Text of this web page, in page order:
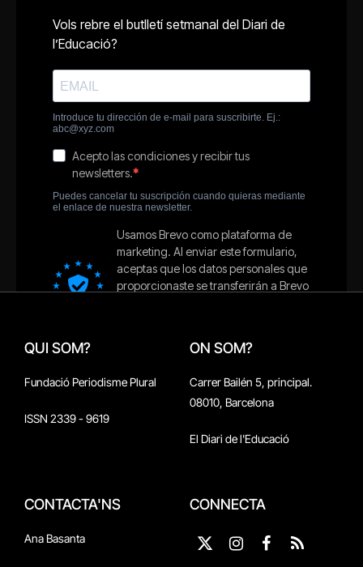
QUI SOM?
Fundació Periodisme Plural
ISSN 2339 - 9619
ON SOM?
Carrer Bailén 5, principal.
08010, Barcelona
El Diari de l'Educació
CONTACTA'NS
Ana Basanta
CONNECTA
X
Instagram
Facebook
RSS